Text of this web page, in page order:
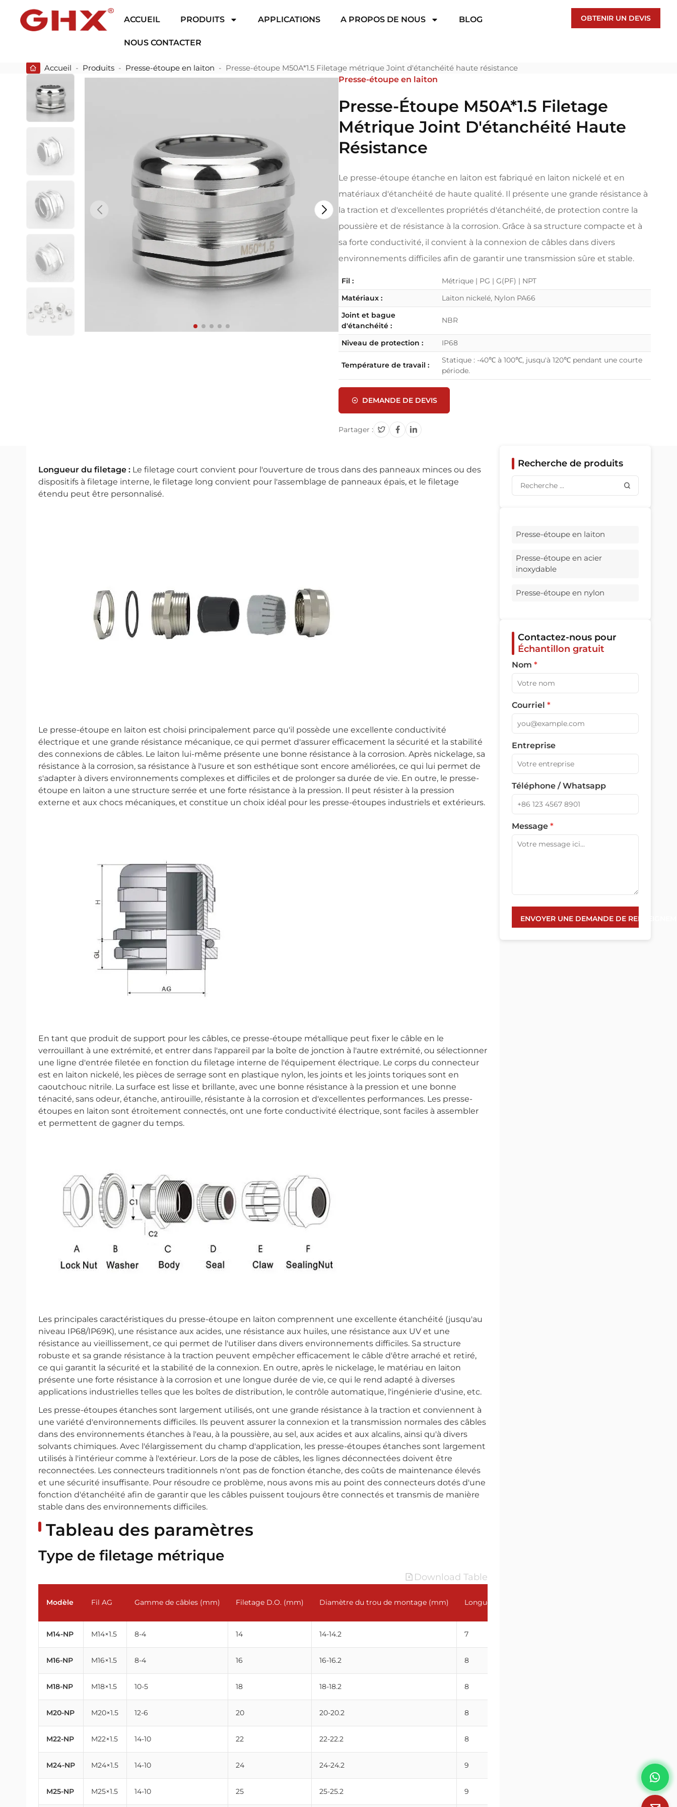
ACCUEIL PRODUITS APPLICATIONS A PROPOS DE NOUS BLOG
NOUS CONTACTER
OBTENIR UN DEVIS
Accueil - Produits - Presse-étoupe en laiton - Presse-étoupe M50A*1.5 Filetage métrique Joint d'étanchéité haute résistance
Presse-étoupe en laiton
Presse-Étoupe M50A*1.5 Filetage
Métrique Joint D'étanchéité Haute
Résistance
Le presse-étoupe étanche en laiton est fabriqué en laiton nickelé et en
matériaux d'étanchéité de haute qualité. Il présente une grande résistance à
la traction et d'excellentes propriétés d'étanchéité, de protection contre la
poussière et de résistance à la corrosion. Grâce à sa structure compacte et à
sa forte conductivité, il convient à la connexion de câbles dans divers
environnements difficiles afin de garantir une transmission sûre et stable.
Fil :
Métrique | PG | G(PF) | NPT
Matériaux :
Laiton nickelé, Nylon PA66
Joint et bague
d'étanchéité :
NBR
Niveau de protection : IP68
Température de travail :
Statique : -40℃ à 100℃, jusqu'à 120℃ pendant une courte
période.
DEMANDE DE DEVIS
Partager :
Longueur du filetage : Le filetage court convient pour l'ouverture de trous dans des panneaux minces ou des
dispositifs à filetage interne, le filetage long convient pour l'assemblage de panneaux épais, et le filetage
étendu peut être personnalisé.
Le presse-étoupe en laiton est choisi principalement parce qu'il possède une excellente conductivité
électrique et une grande résistance mécanique, ce qui permet d'assurer efficacement la sécurité et la stabilité
des connexions de câbles. Le laiton lui-même présente une bonne résistance à la corrosion. Après nickelage, sa
résistance à la corrosion, sa résistance à l'usure et son esthétique sont encore améliorées, ce qui lui permet de
s'adapter à divers environnements complexes et difficiles et de prolonger sa durée de vie. En outre, le presse-
étoupe en laiton a une structure serrée et une forte résistance à la pression. Il peut résister à la pression
externe et aux chocs mécaniques, et constitue un choix idéal pour les presse-étoupes industriels et extérieurs.
En tant que produit de support pour les câbles, ce presse-étoupe métallique peut fixer le câble en le
verrouillant à une extrémité, et entrer dans l'appareil par la boîte de jonction à l'autre extrémité, ou sélectionner
une ligne d'entrée filetée en fonction du filetage interne de l'équipement électrique. Le corps du connecteur
est en laiton nickelé, les pièces de serrage sont en plastique nylon, les joints et les joints toriques sont en
caoutchouc nitrile. La surface est lisse et brillante, avec une bonne résistance à la pression et une bonne
ténacité, sans odeur, étanche, antirouille, résistante à la corrosion et d'excellentes performances. Les presse-
étoupes en laiton sont étroitement connectés, ont une forte conductivité électrique, sont faciles à assembler
et permettent de gagner du temps.
Les principales caractéristiques du presse-étoupe en laiton comprennent une excellente étanchéité (jusqu'au
niveau IP68/IP69K), une résistance aux acides, une résistance aux huiles, une résistance aux UV et une
résistance au vieillissement, ce qui permet de l'utiliser dans divers environnements difficiles. Sa structure
robuste et sa grande résistance à la traction peuvent empêcher efficacement le câble d'être arraché et retiré,
ce qui garantit la sécurité et la stabilité de la connexion. En outre, après le nickelage, le matériau en laiton
présente une forte résistance à la corrosion et une longue durée de vie, ce qui le rend adapté à diverses
applications industrielles telles que les boîtes de distribution, le contrôle automatique, l'ingénierie d'usine, etc.
Les presse-étoupes étanches sont largement utilisés, ont une grande résistance à la traction et conviennent à
une variété d'environnements difficiles. Ils peuvent assurer la connexion et la transmission normales des câbles
dans des environnements étanches à l'eau, à la poussière, au sel, aux acides et aux alcalins, ainsi qu'à divers
solvants chimiques. Avec l'élargissement du champ d'application, les presse-étoupes étanches sont largement
utilisés à l'intérieur comme à l'extérieur. Lors de la pose de câbles, les lignes déconnectées doivent être
reconnectées. Les connecteurs traditionnels n'ont pas de fonction étanche, des coûts de maintenance élevés
et une sécurité insuffisante. Pour résoudre ce problème, nous avons mis au point des connecteurs dotés d'une
fonction d'étanchéité afin de garantir que les câbles puissent toujours être connectés et transmis de manière
stable dans des environnements difficiles.
Tableau des paramètres
Type de filetage métrique
Download Table
Modèle Fil AG Gamme de câbles (mm) Filetage D.O. (mm) Diamètre du trou de montage (mm) Longueur du filetage GL(mm)
M14-NP M14×1.5 8-4 14 14-14.2 7
M16-NP M16×1.5 8-4 16 16-16.2 8
M18-NP M18×1.5 10-5 18 18-18.2 8
M20-NP M20×1.5 12-6 20 20-20.2 8
M22-NP M22×1.5 14-10 22 22-22.2 8
M24-NP M24×1.5 14-10 24 24-24.2 9
M25-NP M25×1.5 14-10 25 25-25.2 9
Recherche de produits
Presse-étoupe en laiton
Presse-étoupe en acier
inoxydable
Presse-étoupe en nylon
Contactez-nous pour
Échantillon gratuit
Nom *
Courriel *
Entreprise
Téléphone / Whatsapp
Message *
ENVOYER UNE DEMANDE DE